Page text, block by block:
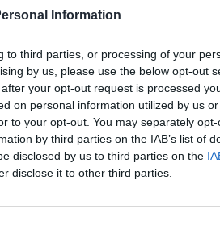
Information
to third parties, or processing of your
by us, please use the below opt-out
your opt-out request is processed
on personal information utilized by us
to your opt-out. You may separately
by third parties on the IAB’s list of
disclosed by us to third parties on the
disclose it to other third parties.
diciembre de 2020
Me gusta
para elaborar la primera
. El Ministerio de Cultura y
recabar la opinión de
la futura legislación.
sus propias